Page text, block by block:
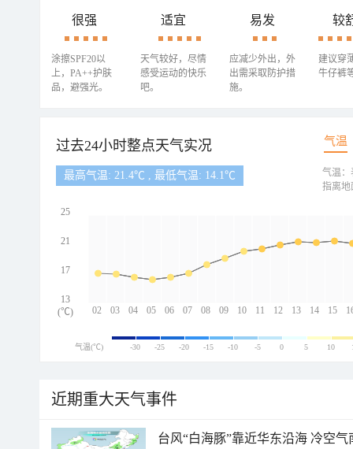
很强
涂擦SPF20以
上，PA++护肤
品，避强光。
适宜
天气较好，尽情
感受运动的快乐
吧。
易发
应减少外出，外
出需采取防护措
施。
较
建议穿
牛仔裤
过去24小时整点天气实况 气温
最高气温: 21.4℃ , 最低气温: 14.1℃
02 03 04 05 06 07 08 09 10 11 12 13 14 15
25
21
17
13
(℃)
气温：
指离地
气温(℃) -30 -25 -20 -15 -10 -5 0 5 10
近期重大天气事件
台风“白海豚”靠近华东沿海 冷空